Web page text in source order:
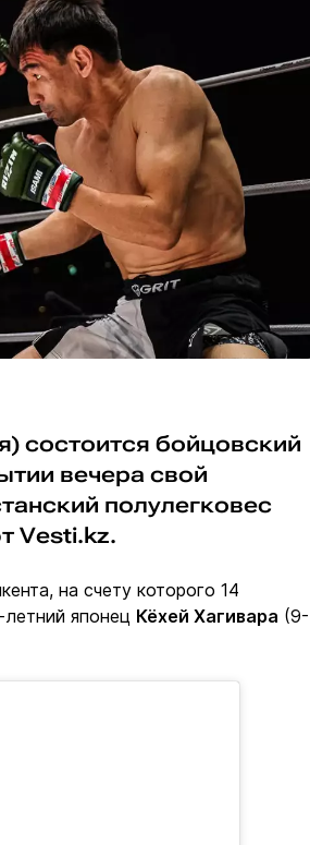
состоится бойцовский
вечера свой
полулегковес
Vesti.kz.
на счету которого 14
японец Кёхей Хагивара (9-